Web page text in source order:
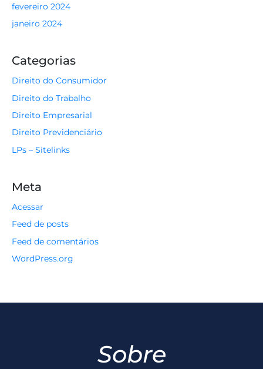
fevereiro 2024
janeiro 2024
Categorias
Direito do Consumidor
Direito do Trabalho
Direito Empresarial
Direito Previdenciário
LPs – Sitelinks
Meta
Acessar
Feed de posts
Feed de comentários
WordPress.org
Sobre